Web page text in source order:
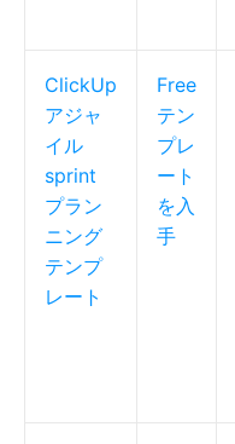
ClickUp
アジャ
イル
sprint
プラン
ニング
テンプ
レート
Free
テン
プレ
ート
を入
手